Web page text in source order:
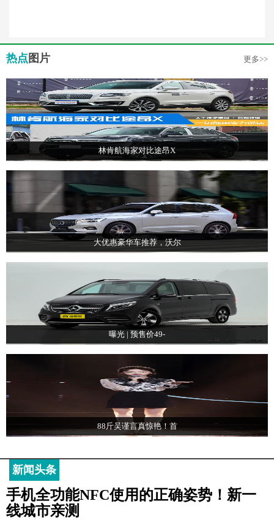
热点 图片 更多>>
林肯航海家对比途昂X
大优惠豪华车推荐，沃尔
曝光 | 预售价49-
88斤吴谨言真惊艳！首
新闻头条
手机全功能NFC使用的正确姿势！新一
线城市亲测